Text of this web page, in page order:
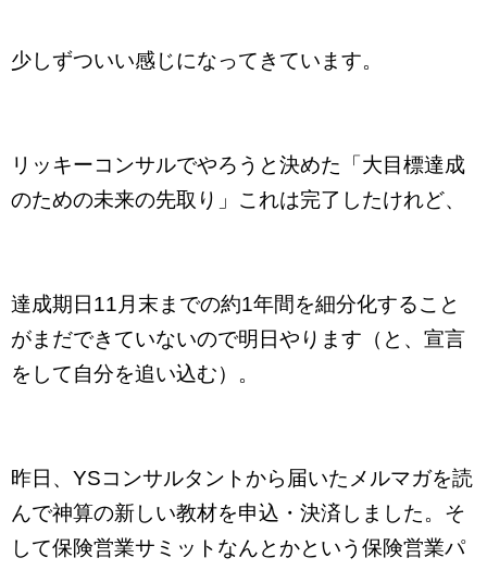
少しずついい感じになってきています。
リッキーコンサルでやろうと決めた「大目標達成
のための未来の先取り」これは完了したけれど、
達成期日11月末までの約1年間を細分化すること
がまだできていないので明日やります（と、宣言
をして自分を追い込む）。
昨日、YSコンサルタントから届いたメルマガを読
んで神算の新しい教材を申込・決済しました。そ
して保険営業サミットなんとかという保険営業パ